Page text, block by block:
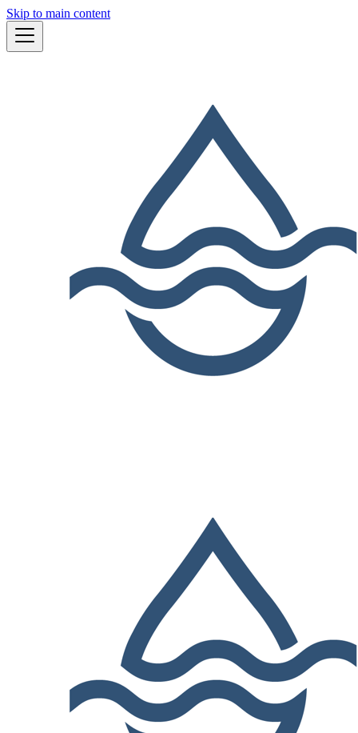
Skip to main content